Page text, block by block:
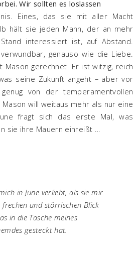
Wir sollten es loslassen
Eines, das sie mit aller Macht
hält sie jeden Mann, der an mehr
interessiert ist, auf Abstand.
genauso wie die Liebe.
Mason gerechnet. Er ist witzig, reich
seine Zukunft angeht – aber vor
von der temperamentvollen
will weitaus mehr als nur eine
fragt sich das erste Mal, was
sie ihre Mauern einreißt …
in June verliebt, als sie mir
und störrischen Blick
in die Tasche meines
gesteckt hat.